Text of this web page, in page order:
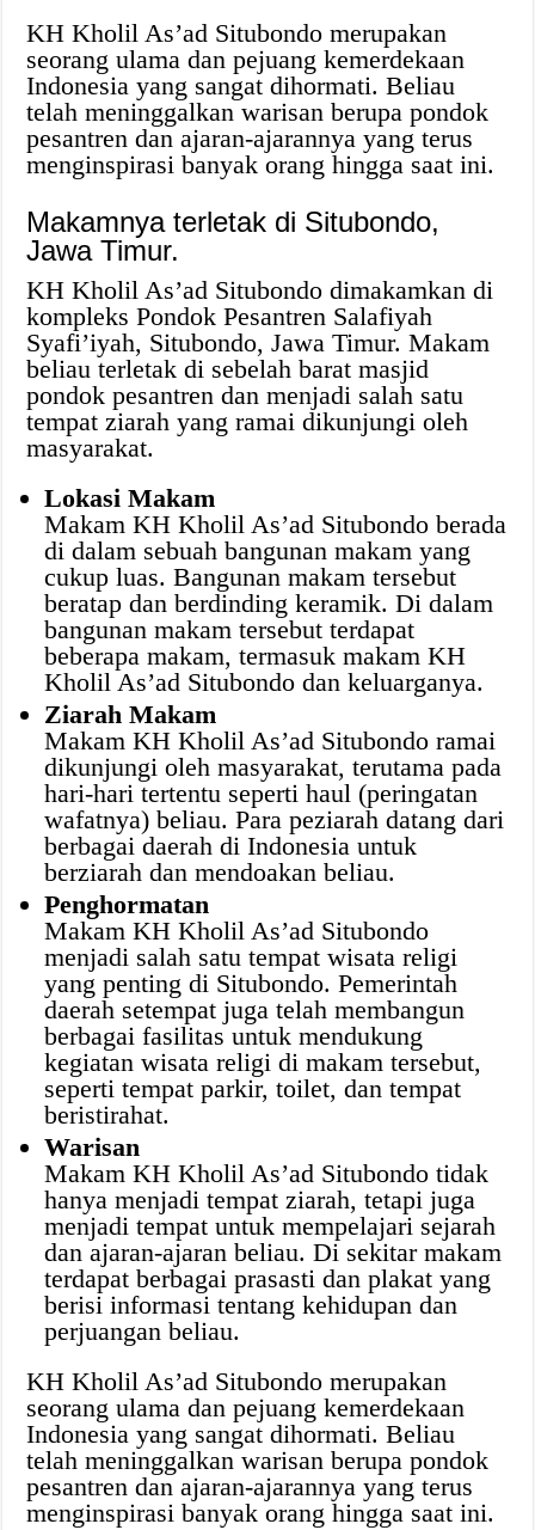
KH Kholil As’ad Situbondo merupakan
seorang ulama dan pejuang kemerdekaan
Indonesia yang sangat dihormati. Beliau
telah meninggalkan warisan berupa pondok
pesantren dan ajaran-ajarannya yang terus
menginspirasi banyak orang hingga saat ini.
Makamnya terletak di Situbondo,
Jawa Timur.
KH Kholil As’ad Situbondo dimakamkan di
kompleks Pondok Pesantren Salafiyah
Syafi’iyah, Situbondo, Jawa Timur. Makam
beliau terletak di sebelah barat masjid
pondok pesantren dan menjadi salah satu
tempat ziarah yang ramai dikunjungi oleh
masyarakat.
Lokasi Makam
Makam KH Kholil As’ad Situbondo berada
di dalam sebuah bangunan makam yang
cukup luas. Bangunan makam tersebut
beratap dan berdinding keramik. Di dalam
bangunan makam tersebut terdapat
beberapa makam, termasuk makam KH
Kholil As’ad Situbondo dan keluarganya.
Ziarah Makam
Makam KH Kholil As’ad Situbondo ramai
dikunjungi oleh masyarakat, terutama pada
hari-hari tertentu seperti haul (peringatan
wafatnya) beliau. Para peziarah datang dari
berbagai daerah di Indonesia untuk
berziarah dan mendoakan beliau.
Penghormatan
Makam KH Kholil As’ad Situbondo
menjadi salah satu tempat wisata religi
yang penting di Situbondo. Pemerintah
daerah setempat juga telah membangun
berbagai fasilitas untuk mendukung
kegiatan wisata religi di makam tersebut,
seperti tempat parkir, toilet, dan tempat
beristirahat.
Warisan
Makam KH Kholil As’ad Situbondo tidak
hanya menjadi tempat ziarah, tetapi juga
menjadi tempat untuk mempelajari sejarah
dan ajaran-ajaran beliau. Di sekitar makam
terdapat berbagai prasasti dan plakat yang
berisi informasi tentang kehidupan dan
perjuangan beliau.
KH Kholil As’ad Situbondo merupakan
seorang ulama dan pejuang kemerdekaan
Indonesia yang sangat dihormati. Beliau
telah meninggalkan warisan berupa pondok
pesantren dan ajaran-ajarannya yang terus
menginspirasi banyak orang hingga saat ini.